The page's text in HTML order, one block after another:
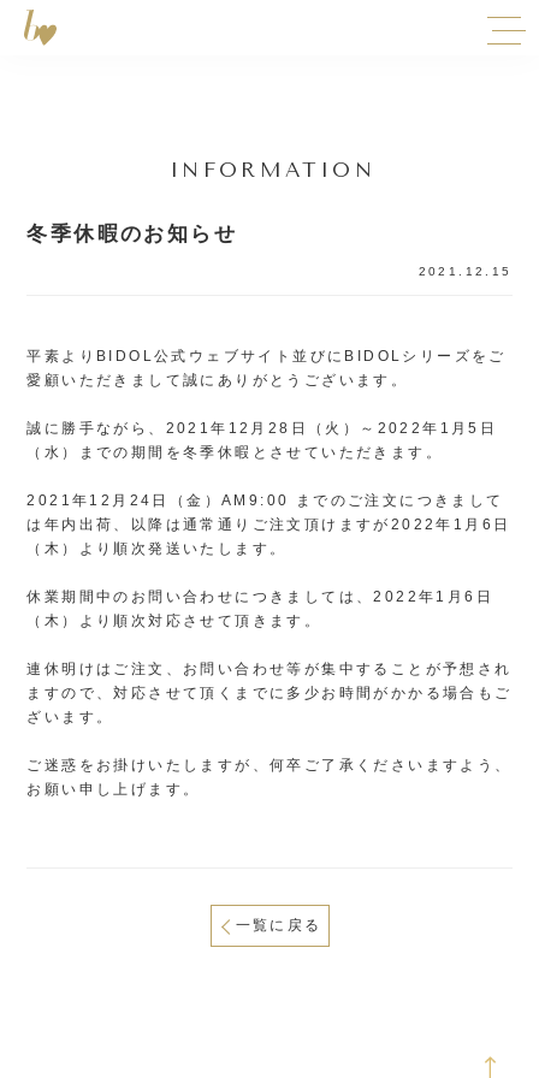
INFORMATION
冬季休暇のお知らせ
2021.12.15
平素よりBIDOL公式ウェブサイト並びにBIDOLシリーズをご
愛顧いただきまして誠にありがとうございます。
誠に勝手ながら、2021年12月28日（火）～2022年1月5日
（水）までの期間を冬季休暇とさせていただきます。
2021年12月24日（金）AM9:00 までのご注文につきまして
は年内出荷、以降は通常通りご注文頂けますが2022年1月6日
（木）より順次発送いたします。
休業期間中のお問い合わせにつきましては、2022年1月6日
（木）より順次対応させて頂きます。
連休明けはご注文、お問い合わせ等が集中することが予想され
ますので、対応させて頂くまでに多少お時間がかかる場合もご
ざいます。
ご迷惑をお掛けいたしますが、何卒ご了承くださいますよう、
お願い申し上げます。
一覧に戻る